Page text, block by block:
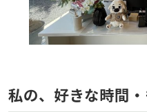
私の、好きな時間